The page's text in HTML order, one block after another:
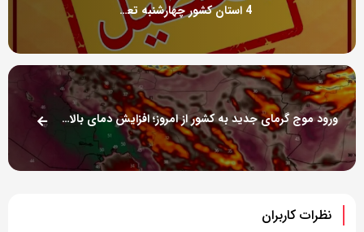
4 استان کشور چهارشنبه تعطیل شدند
ورود موج گرمای جدید به کشور از امروز؛ افزایش دمای بالای ۵۰ در ۱۲ نقطه
نظرات کاربران